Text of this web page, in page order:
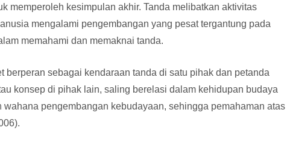
memperoleh kesimpulan akhir. Tanda melibatkan aktivitas
mengalami pengembangan yang pesat tergantung pada
memahami dan memaknai tanda.
berperan sebagai kendaraan tanda di satu pihak dan petanda
konsep di pihak lain, saling berelasi dalam kehidupan budaya
pengembangan kebudayaan, sehingga pemahaman atas